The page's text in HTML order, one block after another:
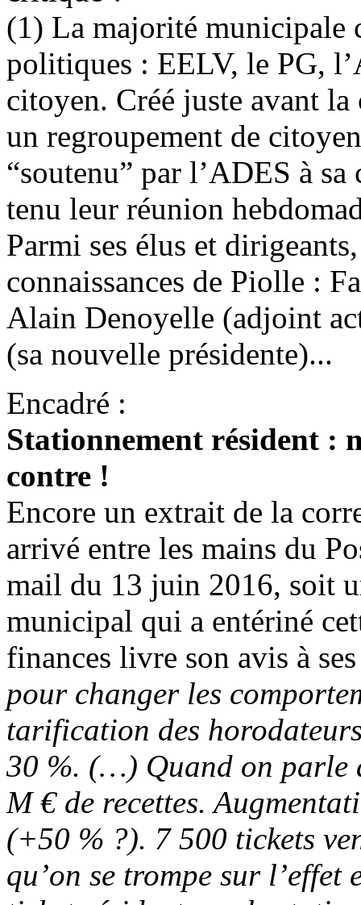
(1) La majorité municipale
politiques : EELV, le PG,
citoyen. Créé juste avant la
un regroupement de
“soutenu” par l’ADES à
tenu leur réunion
Parmi ses élus et
connaissances de Piolle :
Alain Denoyelle (adjoint
(sa nouvelle présidente)...
Encadré :
Stationnement résident :
contre !
Encore un extrait de la
arrivé entre les mains du
mail du 13 juin 2016, soit
municipal qui a entériné
finances livre son avis à
pour changer les
tarification des
30 %. (…) Quand on parle
M € de recettes.
(+50 % ?). 7 500 tickets
qu’on se trompe sur l’effet